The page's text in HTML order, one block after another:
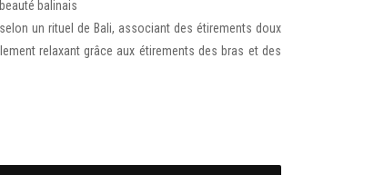
balinais
un rituel de Bali, associant des étirements doux
relaxant grâce aux étirements des bras et des